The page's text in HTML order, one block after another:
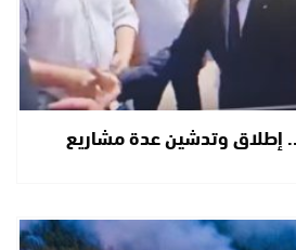
إطلاق وتدشين عدة مشاريع